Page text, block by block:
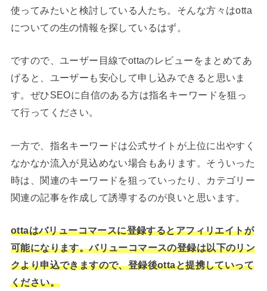
使ってみたいと検討している人たち。そんな方々はotta
についての生の情報を探しているはず。
ですので、ユーザー目線でottaのレビューをまとめてあ
げると、ユーザーも安心して申し込みできると思いま
す。ぜひSEOに自信のある方は指名キーワードを狙っ
て行ってください。
一方で、指名キーワードは公式サイトが上位に出やすく
なかなか流入が見込めない場合もあります。そういった
時は、関連のキーワードを狙っていったり、カテゴリー
関連の記事を作成して誘導するのが良いと思います。
ottaはバリューコマースに登録するとアフィリエイトが
可能になります。バリューコマースの登録は以下のリン
クより申込できますので、登録後ottaと提携していって
ください。